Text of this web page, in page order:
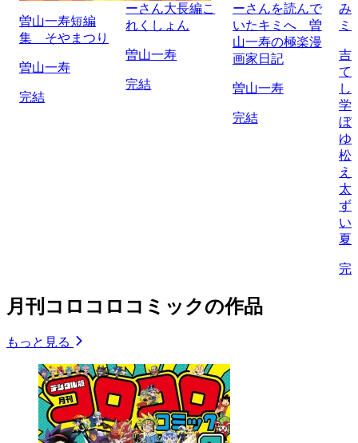
曽山一寿短編
集 そやまつり
曽山一寿
完結
ーさん大長編こ
れくしょん
曽山一寿
完結
ーさんを読んで
いたキミへ 曽
山一寿の極楽漫
画家日記
曽山一寿
完結
み
ミ
吉
て
し
学
ぼ/
ゆ
松
え
太
ず
い
夏
完
月刊コロコロコミックの作品
もっと見る